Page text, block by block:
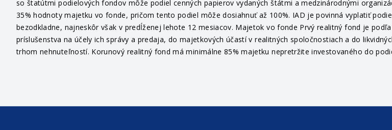
so štatútmi podielových fondov môže podiel cenných papierov vydaných štátmi a medzinárodnými
35% hodnoty majetku vo fonde, pričom tento podiel môže dosiahnuť až 100%. IAD je povinná vyplatiť
bezodkladne, najneskôr však v predĺženej lehote 12 mesiacov. Majetok vo fonde Prvý realitný fond je
príslušenstva na účely ich správy a predaja, do majetkových účastí v realitných spoločnostiach a do
trhom nehnuteľností. Korunový realitný fond má minimálne 85% majetku nepretržite investovaného do